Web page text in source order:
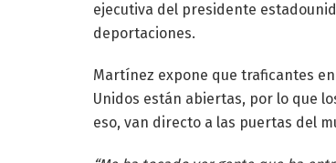
ejecutiva del presidente
deportaciones.
Martínez expone que traficantes
Unidos están abiertas, por lo que
eso, van directo a las puertas del